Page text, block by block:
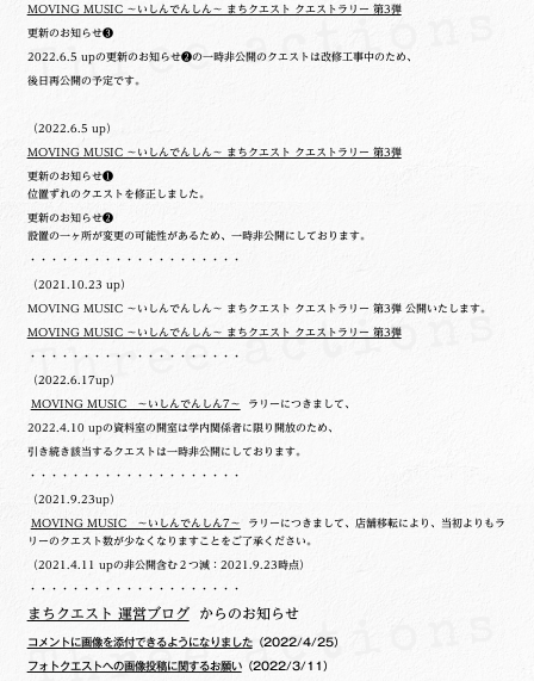
MOVING MUSIC ～いしんでんしん～ まちクエスト クエストラリー 第3弾
更新のお知らせ❸
2022.6.5 upの更新のお知らせ❷の一時非公開のクエストは改修工事中のため、
後日再公開の予定です。
（2022.6.5 up）
MOVING MUSIC ～いしんでんしん～ まちクエスト クエストラリー 第3弾
更新のお知らせ❶
位置ずれのクエストを修正しました。
更新のお知らせ❷
設置の一ヶ所が変更の可能性があるため、一時非公開にしております。
・・・・・・・・・・・・・・・・・・・・
（2021.10.23 up）
MOVING MUSIC ～いしんでんしん～ まちクエスト クエストラリー 第3弾 公開いたします。
MOVING MUSIC ～いしんでんしん～ まちクエスト クエストラリー 第3弾
・・・・・・・・・・・・・・・・・・・・
（2022.6.17up）
MOVING MUSIC ～いしんでんしん7～ ラリーにつきまして、
2022.4.10 upの資料室の開室は学内関係者に限り開放のため、
引き続き該当するクエストは一時非公開にしております。
・・・・・・・・・・・・・・・・・・・・
（2021.9.23up）
MOVING MUSIC ～いしんでんしん7～ ラリーにつきまして、店舗移転により、当初よりもラ
リーのクエスト数が少なくなりますことをご了承ください。
（2021.4.11 upの非公開含む２つ減：2021.9.23時点）
・・・・・・・・・・・・・・・・・・・・
まちクエスト 運営ブログ からのお知らせ
コメントに画像を添付できるようになりました（2022/4/25）
フォトクエストへの画像投稿に関するお願い（2022/3/11）